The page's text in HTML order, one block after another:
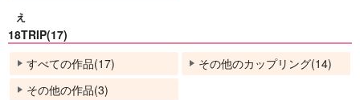
花留めの朝
言祝ぎ
専売 1,100円（税込）
落第忍者乱太郎
センチメンタル流星
の
鰯御殿
え
18TRIP(17)
すべての作品(17)
その他のカップリング(14)
その他の作品(3)